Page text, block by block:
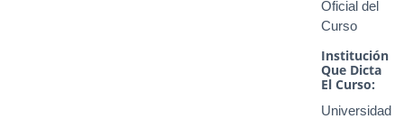
Oficial del
Curso
Institución
Que Dicta
El Curso:
Universidad